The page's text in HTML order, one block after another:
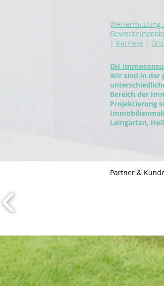
Wertermittlung
| Karriere |
DH
Wir sind in der
Bereich der
Projektierung
Leingarten,
Partner &